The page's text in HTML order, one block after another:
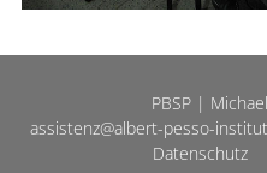
PBSP |
assistenz@albert-pesso-
Datenschutz